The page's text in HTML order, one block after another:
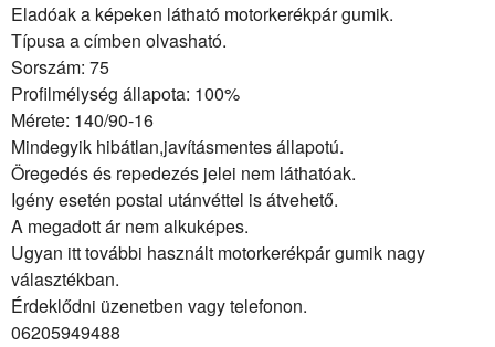
Eladóak a képeken látható motorkerékpár gumik.
Típusa a címben olvasható.
Sorszám: 75
Profilmélység állapota: 100%
Mérete: 140/90-16
Mindegyik hibátlan,javításmentes állapotú.
Öregedés és repedezés jelei nem láthatóak.
Igény esetén postai utánvéttel is átvehető.
A megadott ár nem alkuképes.
Ugyan itt további használt motorkerékpár gumik nagy
választékban.
Érdeklődni üzenetben vagy telefonon.
06205949488